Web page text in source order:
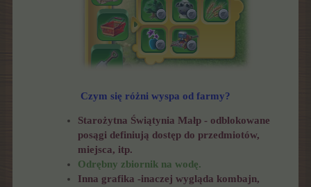
Czym się różni wyspa od farmy?
Starożytna Świątynia Małp - odblokowane
posągi definiują dostęp do przedmiotów,
miejsca, itp.
Odrębny zbiornik na wodę.
Inna grafika -inaczej wygląda kombajn,